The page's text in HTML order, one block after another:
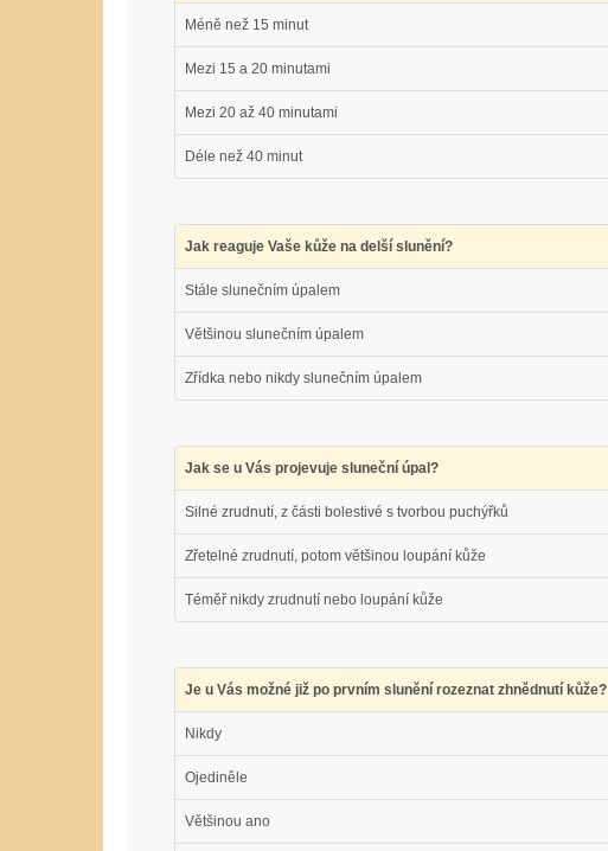
Méně než 15 minut
Mezi 15 a 20 minutami
Mezi 20 až 40 minutami
Déle než 40 minut
Jak reaguje Vaše kůže na delší slunění?
Stále slunečním úpalem
Většinou slunečním úpalem
Zřídka nebo nikdy slunečním úpalem
Jak se u Vás projevuje sluneční úpal?
Silné zrudnutí, z části bolestivé s tvorbou puchýřků
Zřetelné zrudnutí, potom většinou loupání kůže
Téměř nikdy zrudnutí nebo loupání kůže
Je u Vás možné již po prvním slunění rozeznat zhnědnutí kůže?
Nikdy
Ojediněle
Většinou ano